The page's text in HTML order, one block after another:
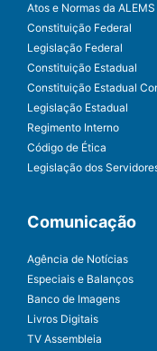
Atos e Normas da ALEMS
Constituição Federal
Legislação Federal
Constituição Estadual
Constituição Estadual
Legislação Estadual
Regimento Interno
Código de Ética
Legislação dos
Comunicação
Agência de Notícias
Especiais e Balanços
Banco de Imagens
Livros Digitais
TV Assembleia